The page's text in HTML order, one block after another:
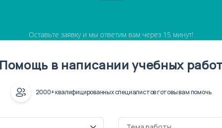
Оставьте заявку и мы ответим вам через 15 минут!
в написании учебных работ
2000+ квалифицированных специалистов готовы вам помочь